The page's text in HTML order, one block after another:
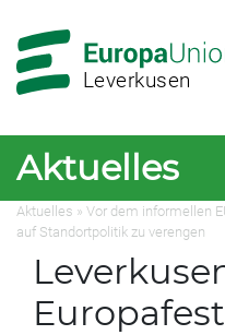
Hauptnavigation
Hauptbereich
Leverkusen
Aktuelles
Aktuelles » Vor dem informellen
auf Standortpolitik zu verengen
Europafest